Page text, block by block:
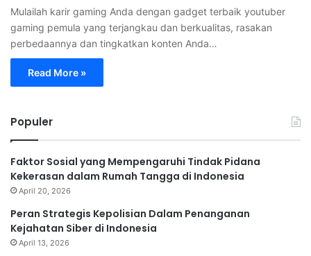
Mulailah karir gaming Anda dengan gadget terbaik youtuber
gaming pemula yang terjangkau dan berkualitas, rasakan
perbedaannya dan tingkatkan konten Anda…
Read More »
Populer
Faktor Sosial yang Mempengaruhi Tindak Pidana
Kekerasan dalam Rumah Tangga di Indonesia
April 20, 2026
Peran Strategis Kepolisian Dalam Penanganan
Kejahatan Siber di Indonesia
April 13, 2026